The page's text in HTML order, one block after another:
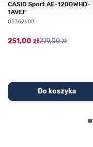
CASIO Sport AE-1200WHD-
1AVEF
03362600
251,00 zł279,00 zł
Do koszyka